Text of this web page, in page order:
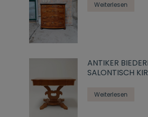
Weiterlesen
ANTIKER
SALONTISCH
Weiterlesen